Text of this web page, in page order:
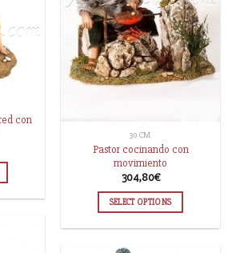
30 CM
Pastor cocinando con
movimiento
304,80€
SELECT OPTIONS
con